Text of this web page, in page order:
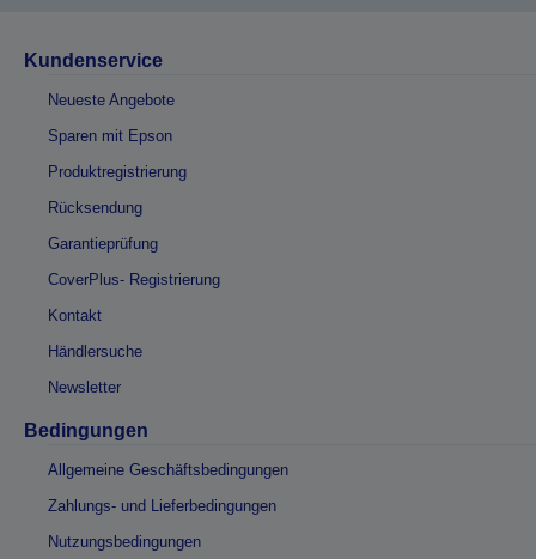
Kundenservice
Neueste Angebote
Sparen mit Epson
Produktregistrierung
Rücksendung
Garantieprüfung
CoverPlus- Registrierung
Kontakt
Händlersuche
Newsletter
Bedingungen
Allgemeine Geschäftsbedingungen
Zahlungs- und Lieferbedingungen
Nutzungsbedingungen